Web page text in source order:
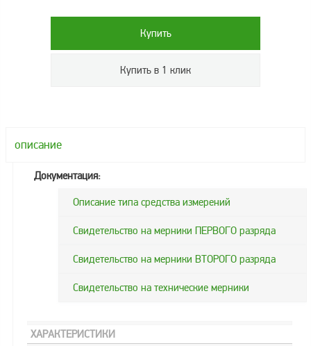
Метрологическое
Рукава, шланги и
автоцистерн и
СЕНСОР
описание
Документация:
Описание типа средства измерений
Свидетельство на мерники ПЕРВОГО разряда
Свидетельство на мерники ВТОРОГО разряда
Свидетельство на технические мерники
ХАРАКТЕРИСТИКИ